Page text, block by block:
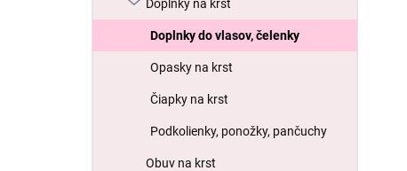
Doplnky na krst
Doplnky do vlasov, čelenky
Opasky na krst
Čiapky na krst
Podkolienky, ponožky, pančuchy
Obuv na krst